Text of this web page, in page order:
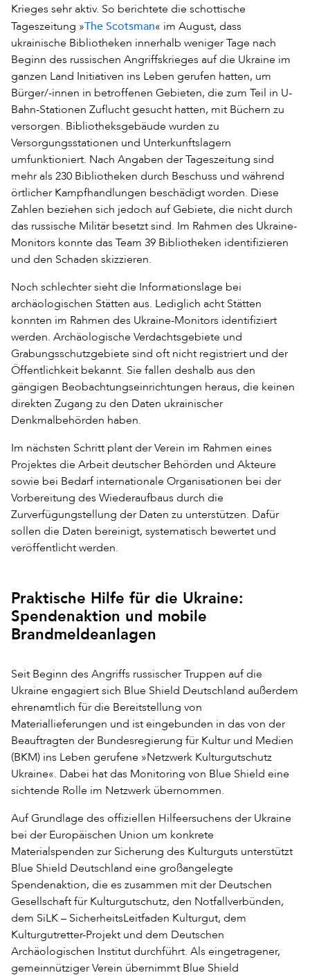
Krieges sehr aktiv. So berichtete die schottische
Tageszeitung »The Scotsman« im August, dass
ukrainische Bibliotheken innerhalb weniger Tage nach
Beginn des russischen Angriffskrieges auf die Ukraine im
ganzen Land Initiativen ins Leben gerufen hatten, um
Bürger/-innen in betroffenen Gebieten, die zum Teil in U-
Bahn-Stationen Zuflucht gesucht hatten, mit Büchern zu
versorgen. Bibliotheksgebäude wurden zu
Versorgungsstationen und Unterkunftslagern
umfunktioniert. Nach Angaben der Tageszeitung sind
mehr als 230 Bibliotheken durch Beschuss und während
örtlicher Kampfhandlungen beschädigt worden. Diese
Zahlen beziehen sich jedoch auf Gebiete, die nicht durch
das russische Militär besetzt sind. Im Rahmen des Ukraine-
Monitors konnte das Team 39 Bibliotheken identifizieren
und den Schaden skizzieren.
Noch schlechter sieht die Informationslage bei
archäologischen Stätten aus. Lediglich acht Stätten
konnten im Rahmen des Ukraine-Monitors identifiziert
werden. Archäologische Verdachtsgebiete und
Grabungsschutzgebiete sind oft nicht registriert und der
Öffentlichkeit bekannt. Sie fallen deshalb aus den
gängigen Beobachtungseinrichtungen heraus, die keinen
direkten Zugang zu den Daten ukrainischer
Denkmalbehörden haben.
Im nächsten Schritt plant der Verein im Rahmen eines
Projektes die Arbeit deutscher Behörden und Akteure
sowie bei Bedarf internationale Organisationen bei der
Vorbereitung des Wiederaufbaus durch die
Zurverfügungstellung der Daten zu unterstützen. Dafür
sollen die Daten bereinigt, systematisch bewertet und
veröffentlicht werden.
Praktische Hilfe für die Ukraine:
Spendenaktion und mobile
Brandmeldeanlagen
Seit Beginn des Angriffs russischer Truppen auf die
Ukraine engagiert sich Blue Shield Deutschland außerdem
ehrenamtlich für die Bereitstellung von
Materiallieferungen und ist eingebunden in das von der
Beauftragten der Bundesregierung für Kultur und Medien
(BKM) ins Leben gerufene »Netzwerk Kulturgutschutz
Ukraine«. Dabei hat das Monitoring von Blue Shield eine
sichtende Rolle im Netzwerk übernommen.
Auf Grundlage des offiziellen Hilfeersuchens der Ukraine
bei der Europäischen Union um konkrete
Materialspenden zur Sicherung des Kulturguts unterstützt
Blue Shield Deutschland eine großangelegte
Spendenaktion, die es zusammen mit der Deutschen
Gesellschaft für Kulturgutschutz, den Notfallverbünden,
dem SiLK – SicherheitsLeitfaden Kulturgut, dem
Kulturgutretter-Projekt und dem Deutschen
Archäologischen Institut durchführt. Als eingetragener,
gemeinnütziger Verein übernimmt Blue Shield